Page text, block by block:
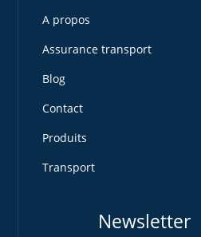
A propos
Assurance transport
Blog
Contact
Produits
Transport
Newsletter